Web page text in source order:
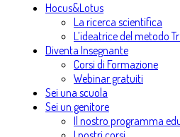
Hocus&Lotus
La ricerca scientifica
L’ideatrice del metodo
Diventa Insegnante
Corsi di Formazione
Webinar gratuiti
Sei una scuola
Sei un genitore
Il nostro programma